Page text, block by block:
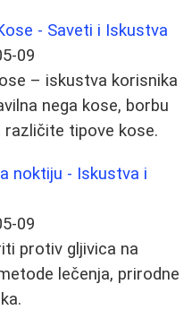
- Saveti i Iskustva
09
– iskustva korisnika
nega kose, borbu
tipove kose.
noktiju - Iskustva i
09
protiv gljivica na
lečenja, prirodne